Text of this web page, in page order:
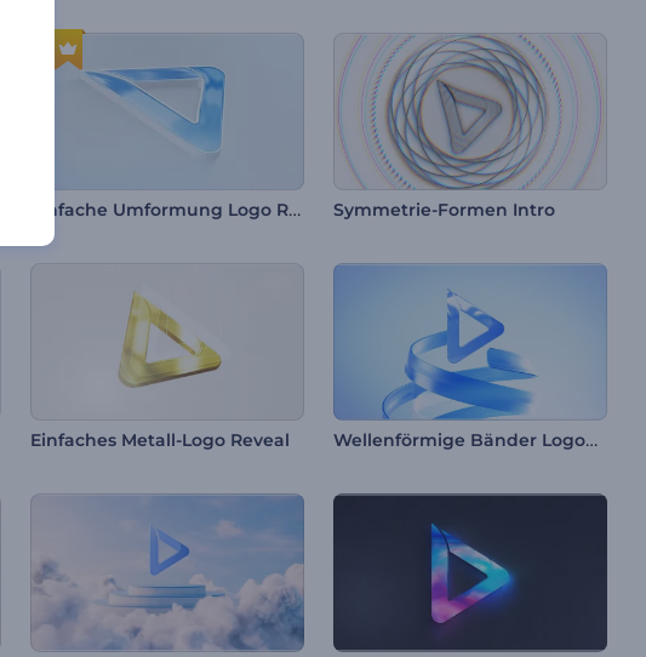
Einfache Umformung Logo Reveal Symmetrie-Formen Intro
Einfaches Metall-Logo Reveal Wellenförmige Bänder Logoanimation